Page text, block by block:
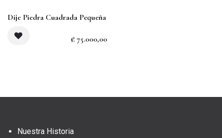
Agotado
Dije Piedra Cuadrada Pequeña
₡ 75.000,00
Nuestra Historia